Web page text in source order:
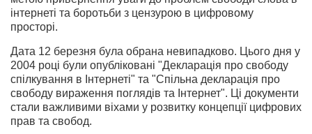
інтернеті та боротьби з цензурою в цифровому
просторі.
Дата 12 березня була обрана невипадково. Цього дня у
2004 році були опубліковані "Декларація про свободу
спілкування в Інтернеті" та "Спільна декларація про
свободу вираження поглядів та Інтернет". Ці документи
стали важливими віхами у розвитку концепції цифрових
прав та свобод.